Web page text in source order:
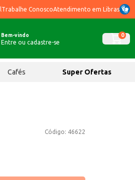
Trabalhe ConoscoAtendimento em Libras
Bem-vindo
Entre ou cadastre-se
0
Cafés Super Ofertas
Código: 46622